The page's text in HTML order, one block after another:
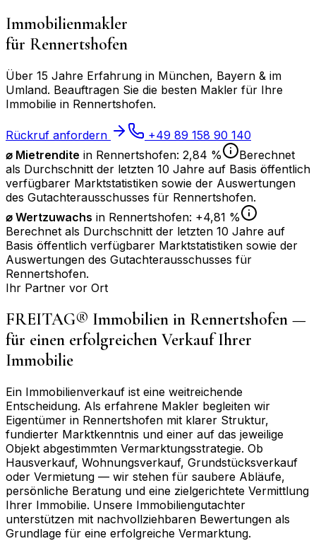
Immobilienmakler
für Rennertshofen
Über 15 Jahre Erfahrung in München, Bayern & im
Umland. Beauftragen Sie die besten Makler für Ihre
Immobilie in Rennertshofen.
Rückruf anfordern
+49 89 158 90 140
⌀ Mietrendite in Rennertshofen: 2,84 %
Berechnet
als Durchschnitt der letzten 10 Jahre auf Basis öffentlich
verfügbarer Marktstatistiken sowie der Auswertungen
des Gutachterausschusses für Rennertshofen.
⌀ Wertzuwachs in Rennertshofen: +4,81 %
Berechnet als Durchschnitt der letzten 10 Jahre auf
Basis öffentlich verfügbarer Marktstatistiken sowie der
Auswertungen des Gutachterausschusses für
Rennertshofen.
Ihr Partner vor Ort
FREITAG® Immobilien in Rennertshofen —
für einen erfolgreichen Verkauf Ihrer
Immobilie
Ein Immobilienverkauf ist eine weitreichende
Entscheidung. Als erfahrene Makler begleiten wir
Eigentümer in Rennertshofen mit klarer Struktur,
fundierter Marktkenntnis und einer auf das jeweilige
Objekt abgestimmten Vermarktungsstrategie. Ob
Hausverkauf, Wohnungsverkauf, Grundstücksverkauf
oder Vermietung — wir stehen für saubere Abläufe,
persönliche Beratung und eine zielgerichtete Vermittlung
Ihrer Immobilie. Unsere Immobiliengutachter
unterstützen mit nachvollziehbaren Bewertungen als
Grundlage für eine erfolgreiche Vermarktung.